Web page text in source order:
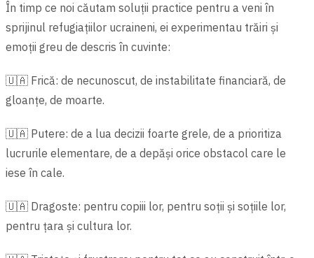
În timp ce noi căutam soluții practice pentru a veni în
sprijinul refugiațiilor ucraineni, ei experimentau trăiri și
emoții greu de descris în cuvinte:
🇺🇦 Frică: de necunoscut, de instabilitate financiară, de
gloanțe, de moarte.
🇺🇦 Putere: de a lua decizii foarte grele, de a prioritiza
lucrurile elementare, de a depăși orice obstacol care le
iese în cale.
🇺🇦 Dragoste: pentru copiii lor, pentru soții și soțiile lor,
pentru țara și cultura lor.